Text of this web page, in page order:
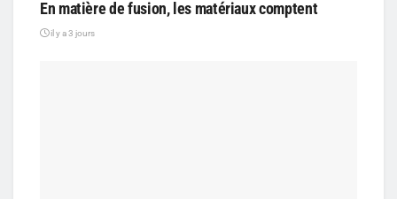
En matière de fusion, les matériaux comptent
il y a 3 jours